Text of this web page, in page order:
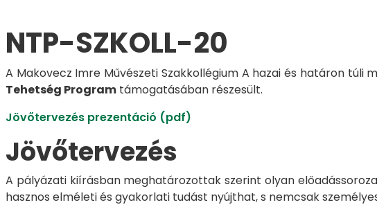
NTP-SZKOLL-20
A Makovecz Imre Művészeti Szakkollégium A hazai és határon
Tehetség Program támogatásában részesült.
Jövőtervezés prezentáció (pdf)
Jövőtervezés
A pályázati kiírásban meghatározottak szerint olyan
hasznos elméleti és gyakorlati tudást nyújthat, s nemcsak